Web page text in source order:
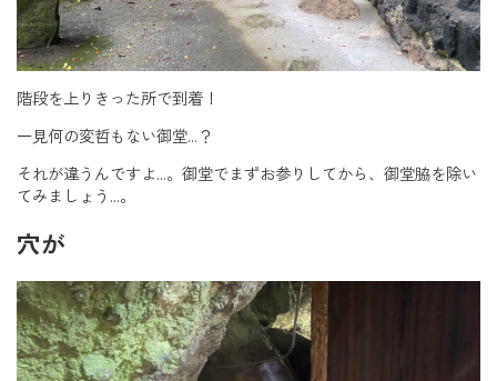
階段を上りきった所で到着！
一見何の変哲もない御堂…？
それが違うんですよ…。御堂でまずお参りしてから、御堂脇を除い
てみましょう…。
穴が